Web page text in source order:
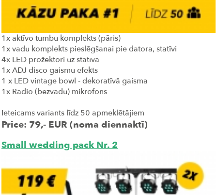
1x aktīvo tumbu komplekts (pāris)
1x vadu komplekts pieslēgšanai pie datora, statīvi
4x LED prožektori uz statīva
1x ADJ disco gaismu efekts
1 x LED vintage bowl - dekoratīvā gaisma
1x Radio (bezvadu) mikrofons
Ieteicams variants līdz 50 apmeklētājiem
Price: 79,- EUR (noma diennaktī)
Small wedding pack Nr. 2